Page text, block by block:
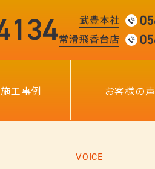
施工事例 お客様の声
VOICE